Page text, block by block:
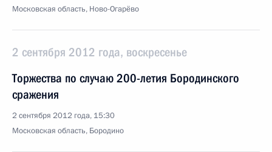
Московская область, Ново-Огарёво
2 сентября 2012 года, воскресенье
Торжества по случаю 200-летия Бородинского
сражения
2 сентября 2012 года, 15:30
Московская область, Бородино